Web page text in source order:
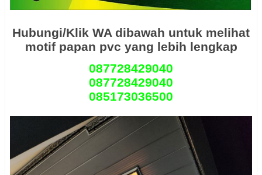
Hubungi/Klik WA dibawah untuk melihat
motif papan pvc yang lebih lengkap
087728429040
087728429040
085173036500